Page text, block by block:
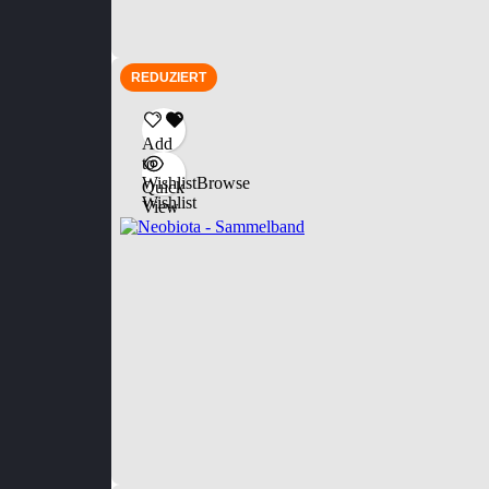
REDUZIERT
Add
to
WishlistBrowse
Wishlist
Quick
View